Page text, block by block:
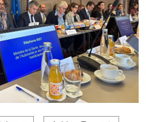
ministères de la Justice et de la